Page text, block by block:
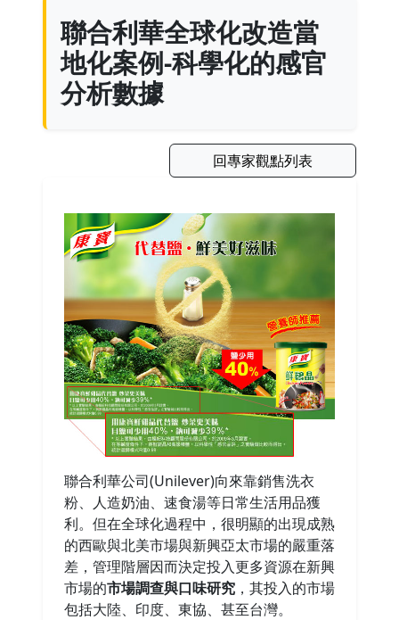
聯合利華全球化改造當
地化案例-科學化的感官
分析數據
回專家觀點列表
聯合利華公司(Unilever)向來靠銷售洗衣
粉、人造奶油、速食湯等日常生活用品獲
利。但在全球化過程中，很明顯的出現成熟
的西歐與北美市場與新興亞太市場的嚴重落
差，管理階層因而決定投入更多資源在新興
市場的市場調查與口味研究 ，其投入的市場
包括大陸、印度、東協、甚至台灣。